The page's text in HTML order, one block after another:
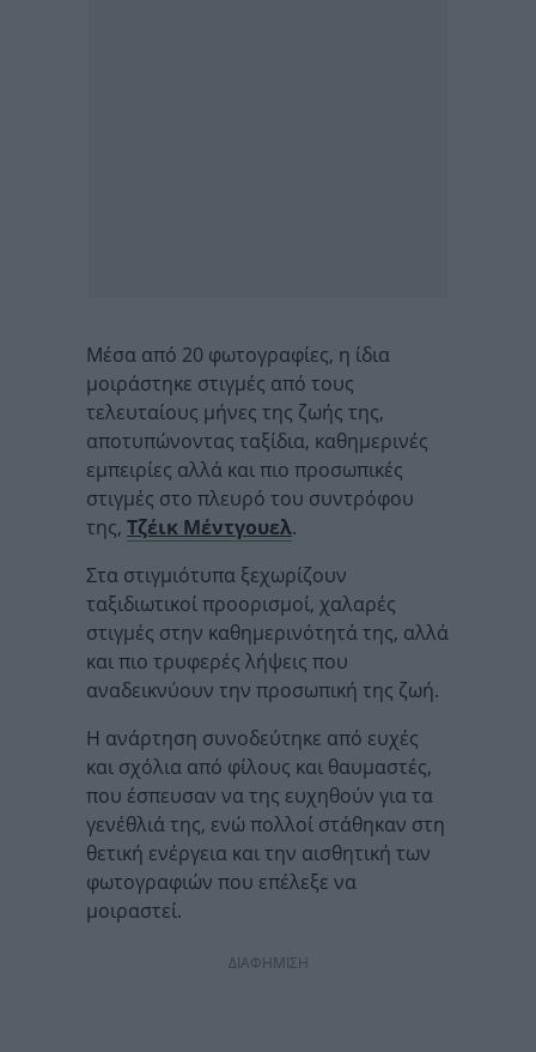
Μέσα από 20 φωτογραφίες, η ίδια
μοιράστηκε στιγμές από τους
τελευταίους μήνες της ζωής της,
αποτυπώνοντας ταξίδια, καθημερινές
εμπειρίες αλλά και πιο προσωπικές
στιγμές στο πλευρό του συντρόφου
της, Τζέικ Μέντγουελ.
Στα στιγμιότυπα ξεχωρίζουν
ταξιδιωτικοί προορισμοί, χαλαρές
στιγμές στην καθημερινότητά της, αλλά
και πιο τρυφερές λήψεις που
αναδεικνύουν την προσωπική της ζωή.
Η ανάρτηση συνοδεύτηκε από ευχές
και σχόλια από φίλους και θαυμαστές,
που έσπευσαν να της ευχηθούν για τα
γενέθλιά της, ενώ πολλοί στάθηκαν στη
θετική ενέργεια και την αισθητική των
φωτογραφιών που επέλεξε να
μοιραστεί.
ΔΙΑΦΗΜΙΣΗ